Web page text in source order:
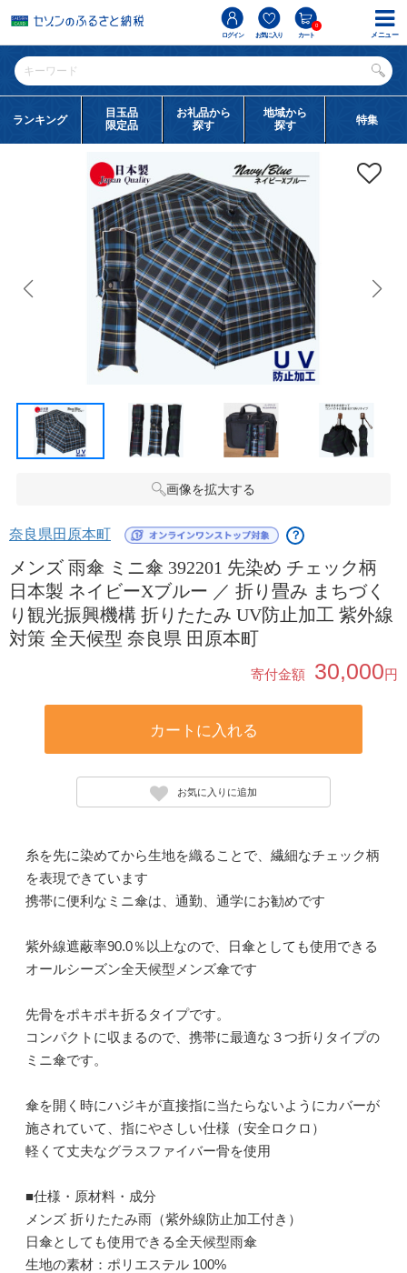
ログイン お気に入り カート
0
ランキング
目玉品
限定品
お礼品から
探す
地域から
探す
特集
画像を拡大する
奈良県田原本町 ？
メンズ 雨傘 ミニ傘 392201 先染め チェック柄
日本製 ネイビーXブルー ／ 折り畳み まちづく
り観光振興機構 折りたたみ UV防止加工 紫外線
対策 全天候型 奈良県 田原本町
寄付金額 30,000円
カートに入れる
お気に入りに追加
糸を先に染めてから生地を織ることで、繊細なチェック柄
を表現できています
携帯に便利なミニ傘は、通勤、通学にお勧めです
紫外線遮蔽率90.0％以上なので、日傘としても使用できる
オールシーズン全天候型メンズ傘です
先骨をポキポキ折るタイプです。
コンパクトに収まるので、携帯に最適な３つ折りタイプの
ミニ傘です。
傘を開く時にハジキが直接指に当たらないようにカバーが
施されていて、指にやさしい仕様（安全ロクロ）
軽くて丈夫なグラスファイバー骨を使用
■仕様・原材料・成分
メンズ 折りたたみ雨（紫外線防止加工付き）
日傘としても使用できる全天候型雨傘
生地の素材：ポリエステル 100%
メニュー